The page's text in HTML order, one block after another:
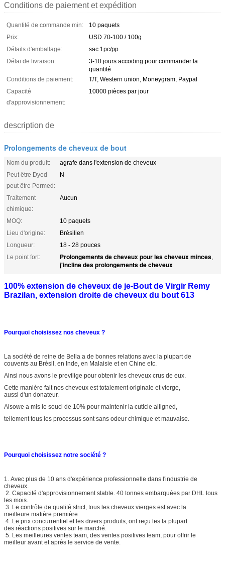
Conditions de paiement et expédition
Quantité de commande min:
10 paquets
Prix:
USD 70-100 / 100g
Détails d'emballage:
sac 1pc/pp
Délai de livraison:
3-10 jours accoding pour commander la
quantité
Conditions de paiement:
T/T, Western union, Moneygram, Paypal
Capacité
d'approvisionnement:
10000 pièces par jour
description de
Prolongements de cheveux de bout
Nom du produit:
agrafe dans l'extension de cheveux
Peut être Dyed
peut être Permed:
N
Traitement
chimique:
Aucun
MOQ:
10 paquets
Lieu d'origine:
Brésilien
Longueur:
18 - 28 pouces
Le point fort:
Prolongements de cheveux pour les cheveux minces,
j'incline des prolongements de cheveux
100% extension de cheveux de je-Bout de Virgir Remy
Brazilan, extension droite de cheveux du bout 613
Pourquoi choisissez nos cheveux ?
La société de reine de Bella a de bonnes relations avec la plupart de
couvents au Brésil, en Inde, en Malaisie et en Chine etc.
Ainsi nous avons le previlige pour obtenir les cheveux crus de eux.
Cette manière fait nos cheveux est totalement originale et vierge,
aussi d'un donateur.
Alsowe a mis le souci de 10% pour maintenir la cuticle alligned,
tellement tous les processus sont sans odeur chimique et mauvaise.
Pourquoi choisissez notre société ?
1. Avec plus de 10 ans d'expérience professionnelle dans l'industrie de
cheveux.
2. Capacité d'approvisionnement stable. 40 tonnes embarquées par DHL tous
les mois.
3. Le contrôle de qualité strict, tous les cheveux vierges est avec la
meilleure matière première.
4. Le prix concurrentiel et les divers produits, ont reçu les la plupart
des réactions positives sur le marché.
5. Les meilleures ventes team, des ventes positives team, pour offrir le
meilleur avant et après le service de vente.